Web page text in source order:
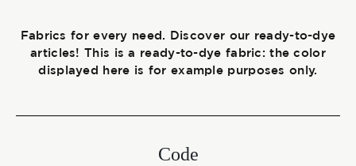
Fabrics for every need. Discover our ready-to-dye
articles! This is a ready-to-dye fabric: the color
displayed here is for example purposes only.
Code
UpCycle
Certifications
Start together